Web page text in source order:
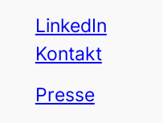
LinkedIn
Kontakt
Presse